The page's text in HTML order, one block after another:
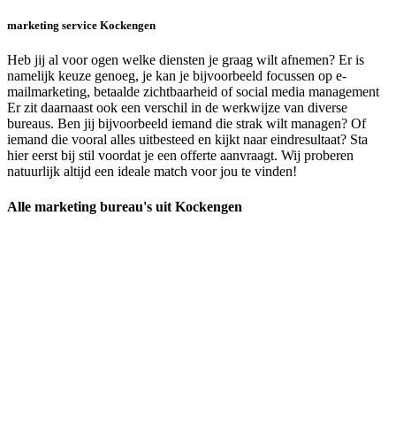
marketing service Kockengen
Heb jij al voor ogen welke diensten je graag wilt afnemen? Er is
namelijk keuze genoeg, je kan je bijvoorbeeld focussen op e-
mailmarketing, betaalde zichtbaarheid of social media management
Er zit daarnaast ook een verschil in de werkwijze van diverse
bureaus. Ben jij bijvoorbeeld iemand die strak wilt managen? Of
iemand die vooral alles uitbesteed en kijkt naar eindresultaat? Sta
hier eerst bij stil voordat je een offerte aanvraagt. Wij proberen
natuurlijk altijd een ideale match voor jou te vinden!
Alle marketing bureau's uit Kockengen